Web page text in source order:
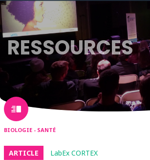
RESSOURCES
BIOLOGIE - SANTÉ
ARTICLE LabEx CORTEX